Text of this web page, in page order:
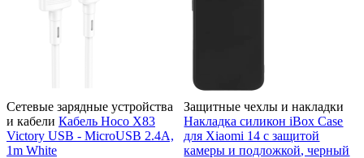
Сетевые зарядные устройства
и кабели Кабель Hoco X83
Victory USB - MicroUSB 2.4A,
1m White
Защитные чехлы и накладки
Накладка силикон iBox Case
для Xiaomi 14 с защитой
камеры и подложкой, черный